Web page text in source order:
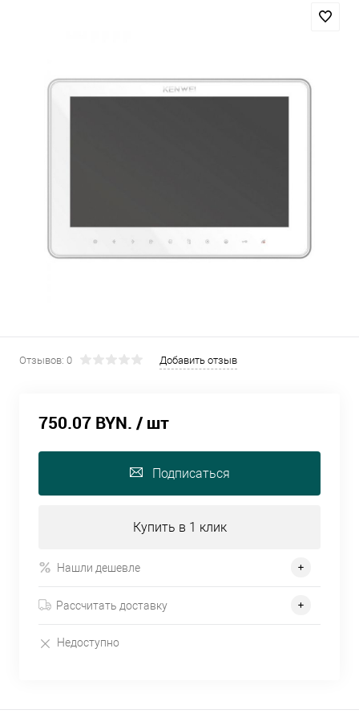
Отзывов: 0 Добавить отзыв
750.07 BYN. / шт
Подписаться
Купить в 1 клик
Нашли дешевле
Рассчитать доставку
Недоступно